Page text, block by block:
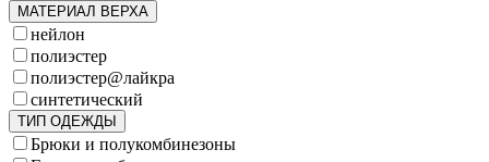
МАТЕРИАЛ ВЕРХА
нейлон
полиэстер
полиэстер@лайкра
синтетический
ТИП ОДЕЖДЫ
Брюки и полукомбинезоны